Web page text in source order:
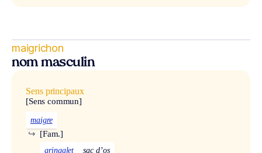
maigrichon
nom masculin
Sens principaux
[Sens commun]
maigre
[Fam.]
↪
gringalet sac d’os